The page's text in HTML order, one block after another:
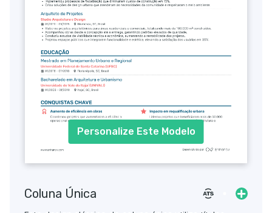
Personalize Este Modelo
Coluna Única